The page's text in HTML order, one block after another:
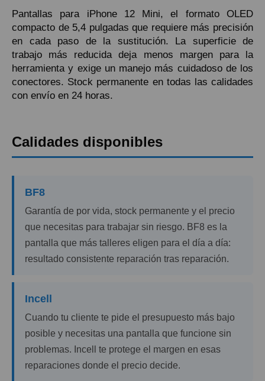
Pantallas para iPhone 12 Mini, el formato OLED
compacto de 5,4 pulgadas que requiere más precisión
en cada paso de la sustitución. La superficie de
trabajo más reducida deja menos margen para la
herramienta y exige un manejo más cuidadoso de los
conectores. Stock permanente en todas las calidades
con envío en 24 horas.
Calidades disponibles
BF8
Garantía de por vida, stock permanente y el precio
que necesitas para trabajar sin riesgo. BF8 es la
pantalla que más talleres eligen para el día a día:
resultado consistente reparación tras reparación.
Incell
Cuando tu cliente te pide el presupuesto más bajo
posible y necesitas una pantalla que funcione sin
problemas. Incell te protege el margen en esas
reparaciones donde el precio decide.